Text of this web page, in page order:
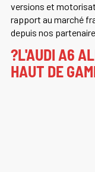
versions et
rapport au marché
depuis nos
?L'AUDI A6
HAUT DE